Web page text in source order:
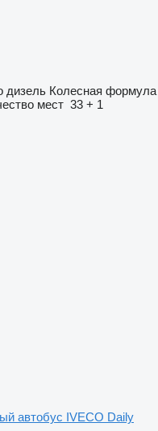
дизель Колесная формула
мест 33 + 1
автобус IVECO Daily